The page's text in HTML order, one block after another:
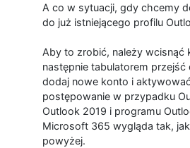
A co w sytuacji, gdy chcemy
do już istniejącego profilu
Aby to zrobić, należy wcisnąć
następnie tabulatorem
dodaj nowe konto i
postępowanie w przypadku
Outlook 2019 i programu
Microsoft 365 wygląda tak,
powyżej.